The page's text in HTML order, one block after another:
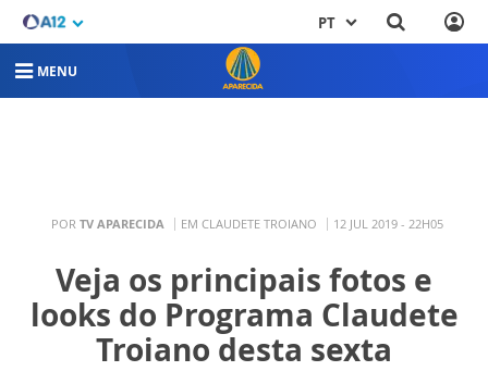
PT
MENU
POR TV APARECIDA EM CLAUDETE TROIANO 12 JUL 2019 - 22H05
Veja os principais fotos e
looks do Programa Claudete
Troiano desta sexta